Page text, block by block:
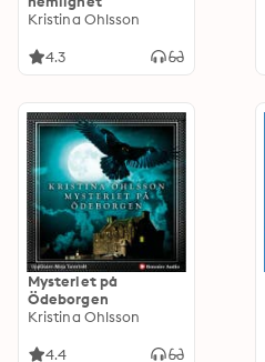
Kristina Ohlsson
4.3
Mysteriet på
Ödeborgen
Kristina Ohlsson
4.4